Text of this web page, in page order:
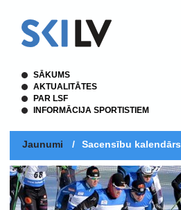
SĀKUMS
AKTUALITĀTES
PAR LSF
INFORMĀCIJA SPORTISTIEM
Jaunumi / Sacensību kalendārs